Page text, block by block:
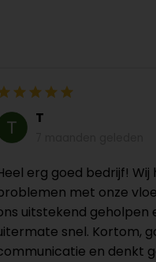
T
erg goed bedrijf!
met onze
uitstekend geholpen
snel. Kortom,
en denkt